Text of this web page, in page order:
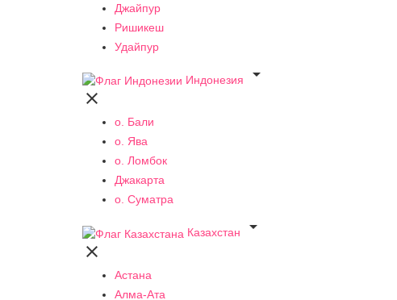
Джайпур
Ришикеш
Удайпур
Индонезия


о. Бали
о. Ява
о. Ломбок
Джакарта
о. Суматра
Казахстан


Астана
Алма-Ата